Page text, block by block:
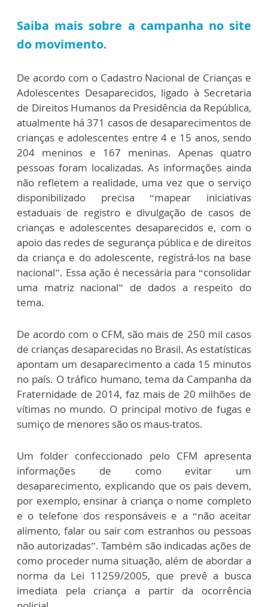
Saiba mais sobre a campanha no site
do movimento.
De acordo com o Cadastro Nacional de Crianças e
Adolescentes Desaparecidos, ligado à Secretaria
de Direitos Humanos da Presidência da República,
atualmente há 371 casos de desaparecimentos de
crianças e adolescentes entre 4 e 15 anos, sendo
204 meninos e 167 meninas. Apenas quatro
pessoas foram localizadas. As informações ainda
não refletem a realidade, uma vez que o serviço
disponibilizado precisa “mapear iniciativas
estaduais de registro e divulgação de casos de
crianças e adolescentes desaparecidos e, com o
apoio das redes de segurança pública e de direitos
da criança e do adolescente, registrá-los na base
nacional”. Essa ação é necessária para “consolidar
uma matriz nacional” de dados a respeito do
tema.
De acordo com o CFM, são mais de 250 mil casos
de crianças desaparecidas no Brasil. As estatísticas
apontam um desaparecimento a cada 15 minutos
no país. O tráfico humano, tema da Campanha da
Fraternidade de 2014, faz mais de 20 milhões de
vítimas no mundo. O principal motivo de fugas e
sumiço de menores são os maus-tratos.
Um folder confeccionado pelo CFM apresenta
informações de como evitar um
desaparecimento, explicando que os pais devem,
por exemplo, ensinar à criança o nome completo
e o telefone dos responsáveis e a “não aceitar
alimento, falar ou sair com estranhos ou pessoas
não autorizadas”. Também são indicadas ações de
como proceder numa situação, além de abordar a
norma da Lei 11259/2005, que prevê a busca
imediata pela criança a partir da ocorrência